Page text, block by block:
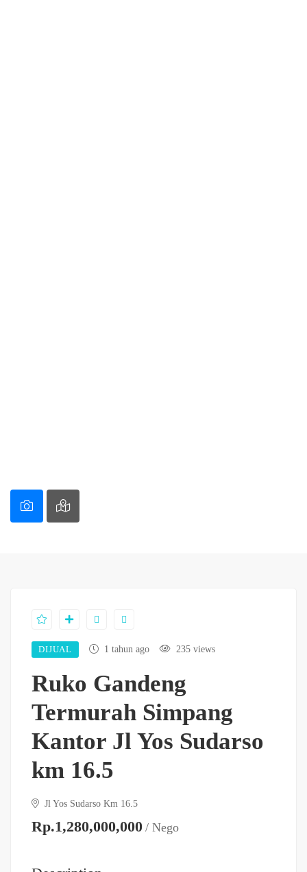
DIJUAL 1 tahun ago 235 views
Ruko Gandeng
Termurah Simpang
Kantor Jl Yos Sudarso
km 16.5
Jl Yos Sudarso Km 16.5
Rp.1,280,000,000 / Nego